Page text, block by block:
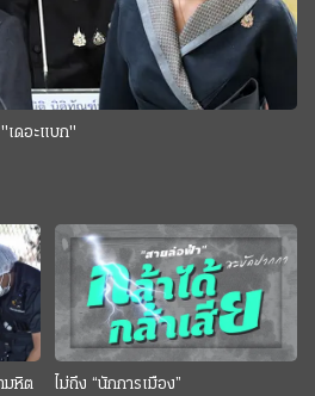
"เดอะแบก"
มหิต ไม่ถึง “นักการเมือง”